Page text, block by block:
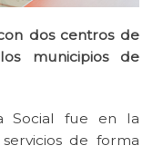
dos centros de
municipios de
Social fue en la
de forma